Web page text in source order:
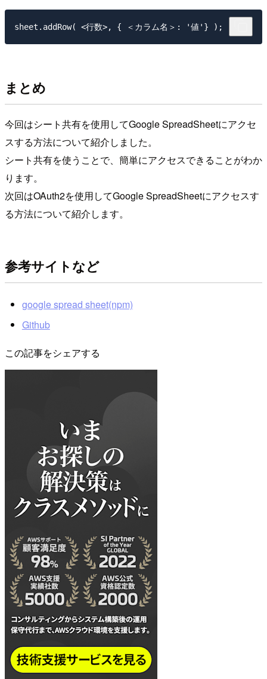
まとめ
今回はシート共有を使用してGoogle SpreadSheetにアクセ
スする方法について紹介しました。
シート共有を使うことで、簡単にアクセスできることがわか
ります。
次回はOAuth2を使用してGoogle SpreadSheetにアクセスす
る方法について紹介します。
参考サイトなど
google spread sheet(npm)
Github
この記事をシェアする